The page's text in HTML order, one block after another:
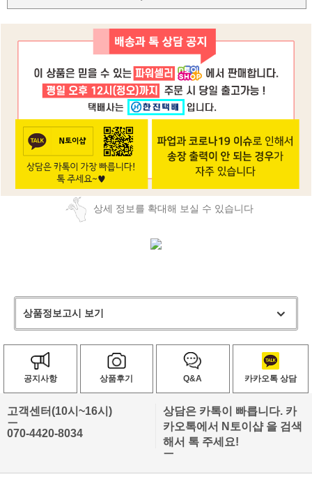
상세 정보를 확대해 보실 수 있습니다
상품정보고시 보기
공지사항 상품후기 Q&A 카카오톡 상담
고객센터(10시~16시)
ㅡ
070-4420-8034
상담은 카톡이 빠릅니다. 카
카오톡에서 N토이샵 을 검색
해서 톡 주세요!
ㅡ